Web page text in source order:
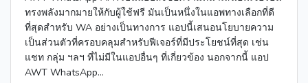
ทรงพลังมากมายให้กับผู้ใช้ฟรี มันเป็นหนึ่งในแอพทางเลือกที่ดี
ที่สุดสำหรับ WA อย่างเป็นทางการ แอปนี้เสนอนโยบายความ
เป็นส่วนตัวที่ครอบคลุมสำหรับฟีเจอร์ที่มีประโยชน์ที่สุด เช่น
แชท กลุ่ม ฯลฯ ที่ไม่มีในแอปอื่นๆ ที่เกี่ยวข้อง นอกจากนี้ แอป
AWT WhatsApp...